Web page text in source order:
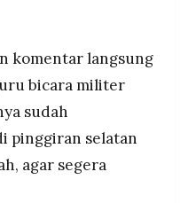
komentar langsung
bicara militer
sudah
pinggiran selatan
agar segera